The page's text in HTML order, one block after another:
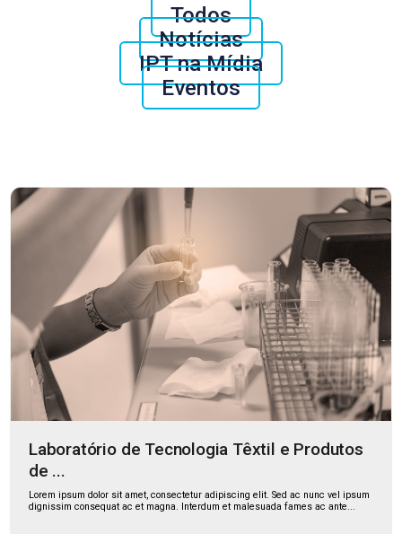
Todos
Notícias
IPT na Mídia
Eventos
Laboratório de Tecnologia Têxtil e Produtos
de ...
Lorem ipsum dolor sit amet, consectetur adipiscing elit. Sed ac nunc vel ipsum
dignissim consequat ac et magna. Interdum et malesuada fames ac ante...